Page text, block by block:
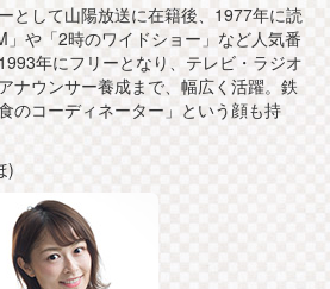
として山陽放送に在籍後、1977年に読
や「2時のワイドショー」など人気番
年にフリーとなり、テレビ・ラジオ
ナウンサー養成まで、幅広く活躍。鉄
のコーディネーター」という顔も持
)